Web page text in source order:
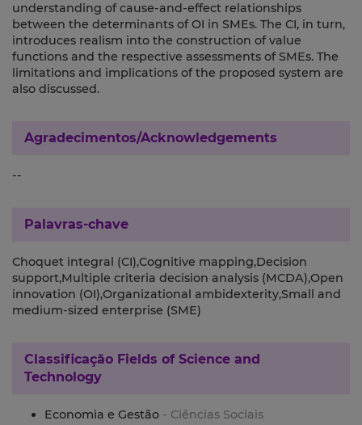
understanding of cause-and-effect relationships
between the determinants of OI in SMEs. The CI, in turn,
introduces realism into the construction of value
functions and the respective assessments of SMEs. The
limitations and implications of the proposed system are
also discussed.
Agradecimentos/Acknowledgements
--
Palavras-chave
Choquet integral (CI),Cognitive mapping,Decision
support,Multiple criteria decision analysis (MCDA),Open
innovation (OI),Organizational ambidexterity,Small and
medium-sized enterprise (SME)
Classificação Fields of Science and
Technology
Economia e Gestão - Ciências Sociais